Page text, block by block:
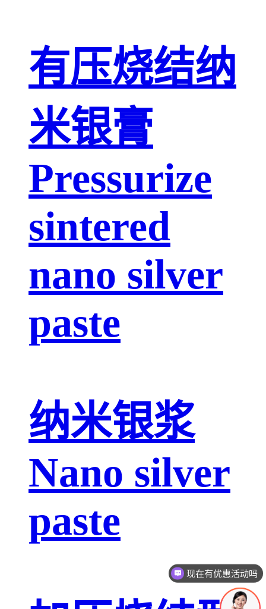
有压烧结纳
米银膏
Pressurize
sintered
nano silver
paste
纳米银浆
Nano silver
paste
现在有优惠活动吗